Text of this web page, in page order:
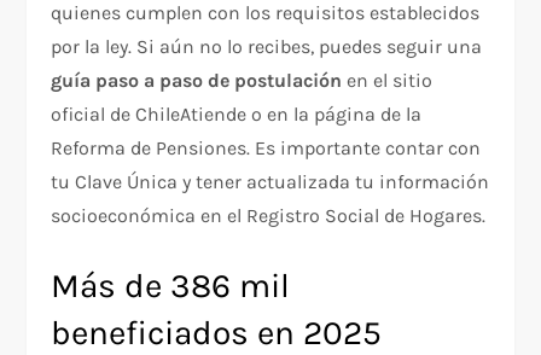
quienes cumplen con los requisitos establecidos
por la ley. Si aún no lo recibes, puedes seguir una
guía paso a paso de postulación en el sitio
oficial de ChileAtiende o en la página de la
Reforma de Pensiones. Es importante contar con
tu Clave Única y tener actualizada tu información
socioeconómica en el Registro Social de Hogares.
Más de 386 mil
beneficiados en 2025